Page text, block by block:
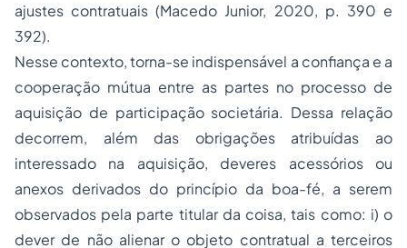
ajustes contratuais (Macedo Junior, 2020, p. 390 e
392).
Nesse contexto, torna-se indispensável a confiança e a
cooperação mútua entre as partes no processo de
aquisição de participação societária. Dessa relação
decorrem, além das obrigações atribuídas ao
interessado na aquisição, deveres acessórios ou
anexos derivados do princípio da boa-fé, a serem
observados pela parte titular da coisa, tais como: i) o
dever de não alienar o objeto contratual a terceiros